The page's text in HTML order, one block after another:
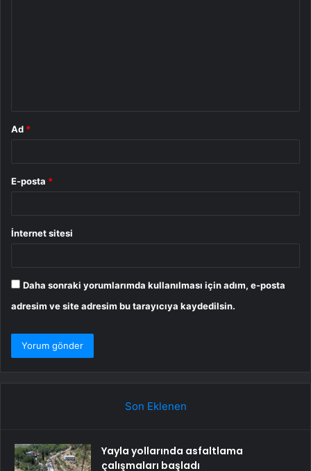
Ad *
E-posta *
İnternet sitesi
Daha sonraki yorumlarımda kullanılması için adım, e-posta
adresim ve site adresim bu tarayıcıya kaydedilsin.
Son Eklenen
Yayla yollarında asfaltlama
çalışmaları başladı